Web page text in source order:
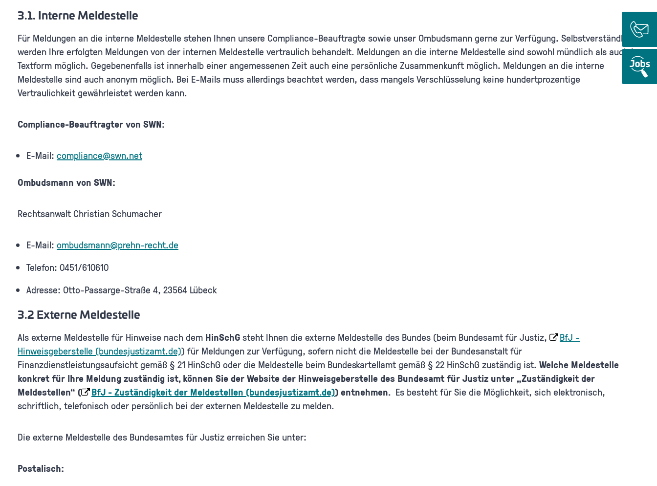
3.1. Interne Meldestelle
Für Meldungen an die interne Meldestelle stehen Ihnen unsere Compliance-Beauftragte sowie unser Ombudsmann gerne zur Verfügung. Selbstverständlich
werden Ihre erfolgten Meldungen von der internen Meldestelle vertraulich behandelt. Meldungen an die interne Meldestelle sind sowohl mündlich als auch in
Textform möglich. Gegebenenfalls ist innerhalb einer angemessenen Zeit auch eine persönliche Zusammenkunft möglich. Meldungen an die interne
Meldestelle sind auch anonym möglich. Bei E-Mails muss allerdings beachtet werden, dass mangels Verschlüsselung keine hundertprozentige
Vertraulichkeit gewährleistet werden kann.
Compliance-Beauftragter von SWN:
E-Mail: compliance@swn.net
Ombudsmann von SWN:
Rechtsanwalt Christian Schumacher
E-Mail: ombudsmann@prehn-recht.de
Telefon: 0451/610610
Adresse: Otto-Passarge-Straße 4, 23564 Lübeck
3.2 Externe Meldestelle
Als externe Meldestelle für Hinweise nach dem HinSchGsteht Ihnen die externe Meldestelle des Bundes (beim Bundesamt für Justiz,
BfJ -
Hinweisgeberstelle (bundesjustizamt.de)) für Meldungen zur Verfügung, sofern nicht die Meldestelle bei der Bundesanstalt für
Finanzdienstleistungsaufsicht gemäß § 21 HinSchG oder die Meldestelle beim Bundeskartellamt gemäß § 22 HinSchG zuständig ist. Welche Meldestelle
konkret für Ihre Meldung zuständig ist, können Sie der Website der Hinweisgeberstelle des Bundesamt für Justiz unter „Zuständigkeit der
Meldestellen“ (
BfJ - Zuständigkeit der Meldestellen (bundesjustizamt.de)) entnehmen. Es besteht für Sie die Möglichkeit, sich elektronisch,
schriftlich, telefonisch oder persönlich bei der externen Meldestelle zu melden.
Die externe Meldestelle des Bundesamtes für Justiz erreichen Sie unter:
Postalisch: